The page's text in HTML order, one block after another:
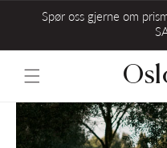
Spør oss gjerne om